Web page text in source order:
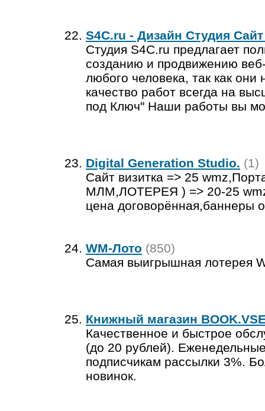
S4C.ru - Дизайн Студия Сайт
Студия S4C.ru предлагает
созданию и продвижению
любого человека, так как
качество работ всегда на
под Ключ" Наши работы вы
Digital Generation Studio. (1)
Сайт визитка => 25
МЛМ,ЛОТЕРЕЯ ) => 20-25 wmz
цена договорённая,баннеры
WM-Лото (850)
Самая выигрышная лотерея
Книжный магазин
Качественное и быстрое
(до 20 рублей).
подписчикам рассылки 3%.
новинок.